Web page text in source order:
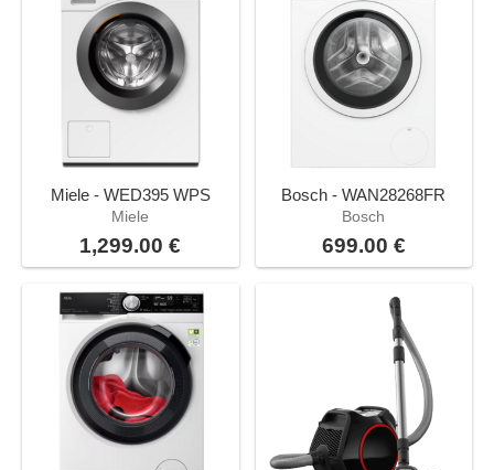
Miele - WED395 WPS
Miele
1,299.00 €
Bosch - WAN28268FR
Bosch
699.00 €